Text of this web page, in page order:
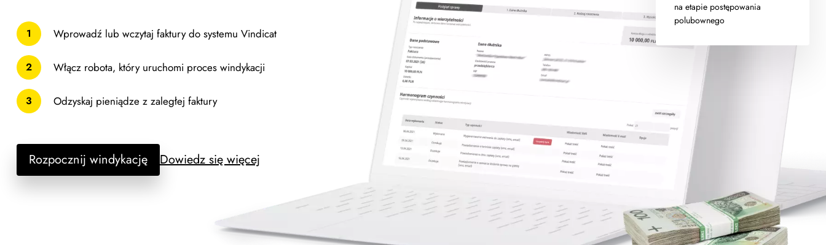
1 Wprowadź lub wczytaj faktury do systemu Vindicat
2 Włącz robota, który uruchomi proces windykacji
3 Odzyskaj pieniądze z zaległej faktury
Rozpocznij windykację Dowiedz się więcej
na etapie postępowania
polubownego